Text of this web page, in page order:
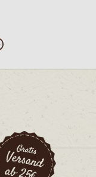
von 5 Sternen